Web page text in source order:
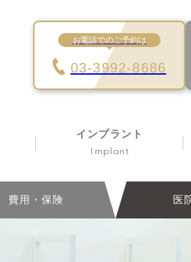
お電話でのご予約は
03-3992-8686
インプラント
Implant
費用・保険 医